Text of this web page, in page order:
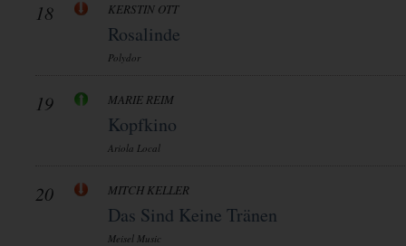
18 KERSTIN OTT
Rosalinde
Polydor
19 MARIE REIM
Kopfkino
Ariola Local
20 MITCH KELLER
Das Sind Keine Tränen
Meisel Music